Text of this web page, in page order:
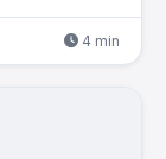
4 min